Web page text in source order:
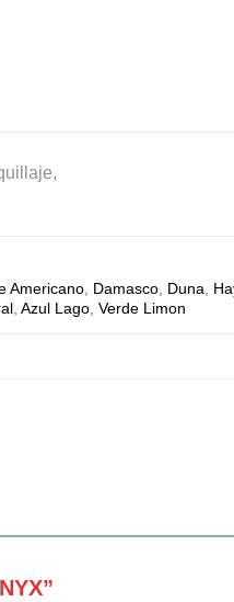
Americano, Damasco, Duna,
,Azul Lago,Verde Limon